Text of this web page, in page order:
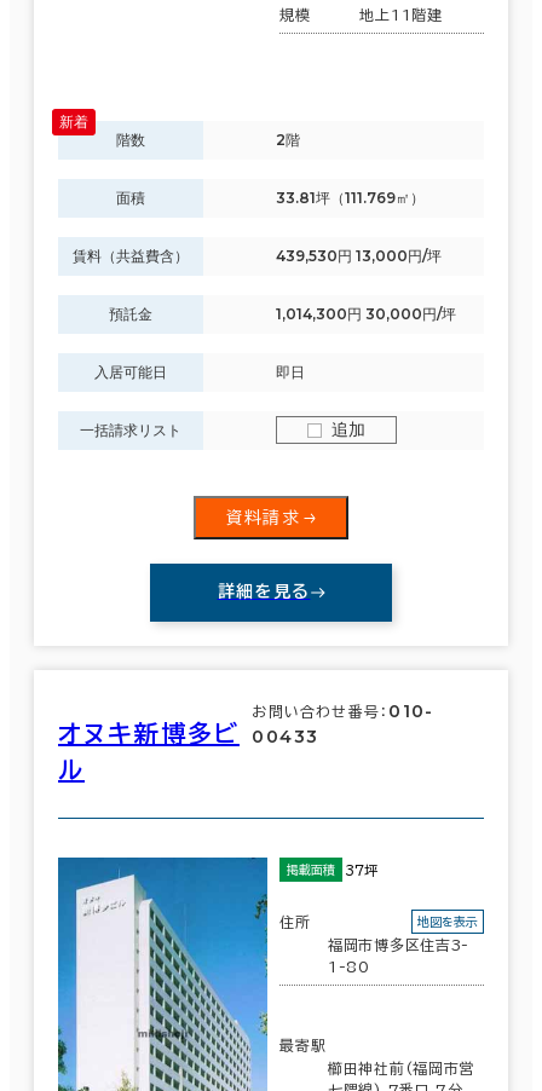
規模 地上11階建
階数 2階
面積 33.81坪（111.769㎡）
賃料（共益費含） 439,530円 13,000円/坪
預託金 1,014,300円 30,000円/坪
入居可能日 即日
一括請求リスト 追加
資料請求
詳細を見る
オヌキ新博多ビ
ル
お問い合わせ番号： 010-
00433
掲載面積 37坪
住所
福岡市博多区住吉3-
1-80
地図を表示
最寄駅
櫛田神社前(福岡市営